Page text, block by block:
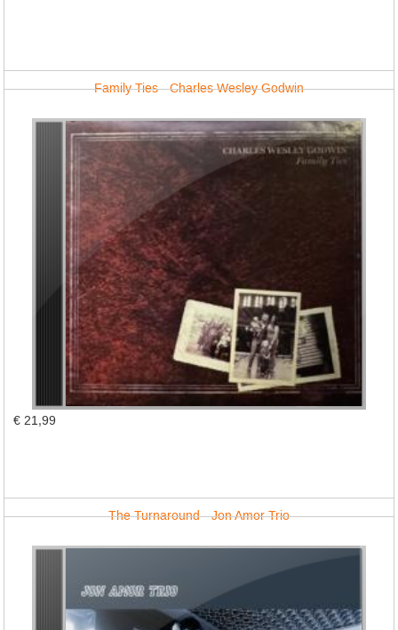
Family Ties - Charles Wesley Godwin
€ 21,99
The Turnaround - Jon Amor Trio